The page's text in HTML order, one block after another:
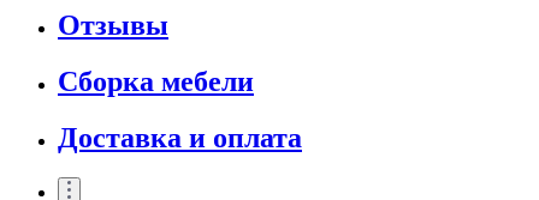
Отзывы
Сборка мебели
Доставка и оплата